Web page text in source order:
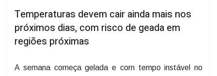
Temperaturas devem cair ainda mais nos
próximos dias, com risco de geada em
regiões próximas
A semana começa gelada e com tempo instável no